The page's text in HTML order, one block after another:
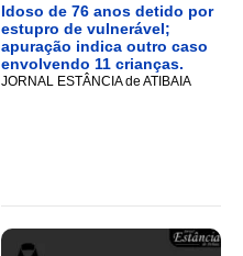
Idoso de 76 anos detido por
estupro de vulnerável;
apuração indica outro caso
envolvendo 11 crianças.
JORNAL ESTÂNCIA de ATIBAIA